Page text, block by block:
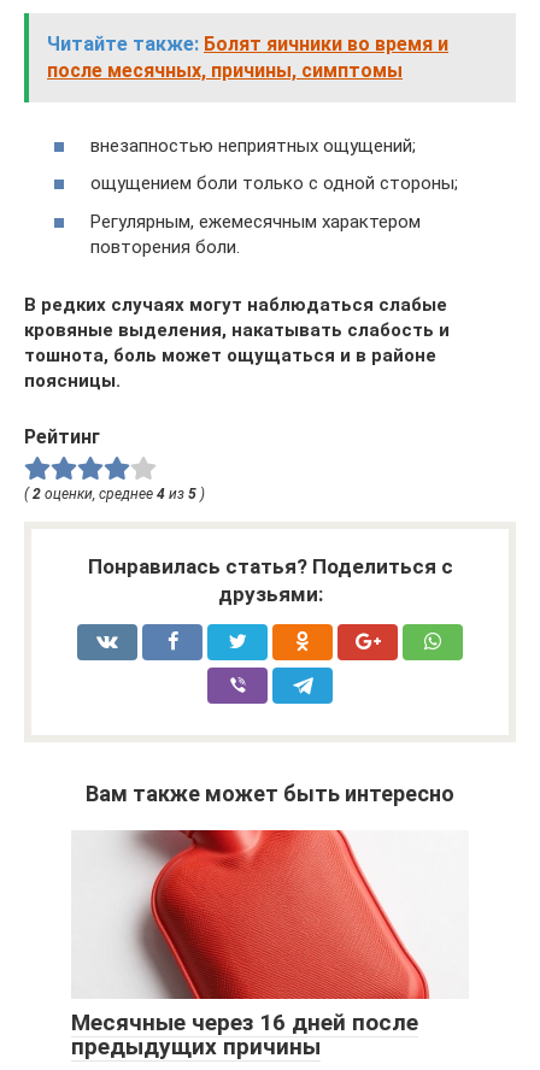
Читайте также: Болят яичники во время и
после месячных, причины, симптомы
внезапностью неприятных ощущений;
ощущением боли только с одной стороны;
Регулярным, ежемесячным характером
повторения боли.
В редких случаях могут наблюдаться слабые
кровяные выделения, накатывать слабость и
тошнота, боль может ощущаться и в районе
поясницы.
Рейтинг
(2 оценки, среднее 4 из 5 )
Понравилась статья? Поделиться с
друзьями:
Вам также может быть интересно
Месячные через 16 дней после
предыдущих причины